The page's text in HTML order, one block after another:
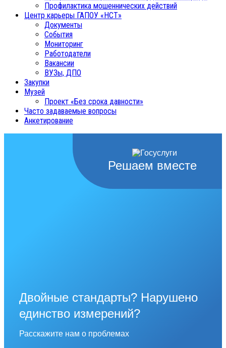
Профилактика мошеннических действий
Центр карьеры ГАПОУ «НСТ»
Документы
События
Мониторинг
Работодатели
Вакансии
ВУЗы, ДПО
Закупки
Музей
Проект «Без срока давности»
Часто задаваемые вопросы
Анкетирование
Решаем вместе
Двойные стандарты? Нарушено
единство измерений?
Расскажите нам о проблемах